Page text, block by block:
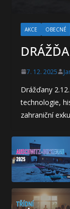
AKCE OBECNÉ
7. 12. 2025
Drážďany
technologie,
zahraniční